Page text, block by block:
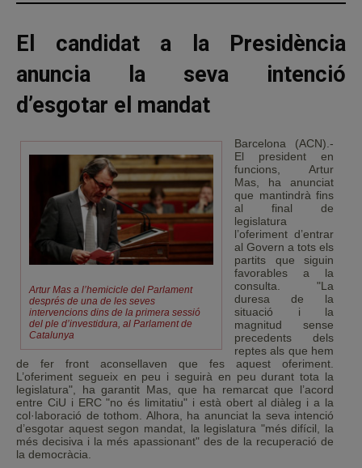
El candidat a la Presidència
anuncia la seva intenció
d’esgotar el mandat
Artur Mas a l’hemicicle del Parlament
després de una de les seves
intervencions dins de la primera sessió
del ple d’investidura, al Parlament de
Catalunya
Barcelona (ACN).-
El president en
funcions, Artur
Mas, ha anunciat
que mantindrà fins
al final de
legislatura
l’oferiment d’entrar
al Govern a tots els
partits que siguin
favorables a la
consulta. "La
duresa de la
situació i la
magnitud sense
precedents dels
reptes als que hem
de fer front aconsellaven que fes aquest oferiment.
L’oferiment segueix en peu i seguirà en peu durant tota la
legislatura", ha garantit Mas, que ha remarcat que l’acord
entre CiU i ERC "no és limitatiu" i està obert al diàleg i a la
col·laboració de tothom. Alhora, ha anunciat la seva intenció
d’esgotar aquest segon mandat, la legislatura "més difícil, la
més decisiva i la més apassionant" des de la recuperació de
la democràcia.